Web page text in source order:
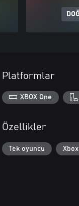
Platformlar
XBOX One
Özellikler
Tek oyuncu Xbox